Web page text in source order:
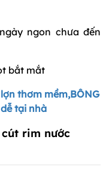
bắt mắt
thơm mềm,BÔNG
tại nhà
rim nước